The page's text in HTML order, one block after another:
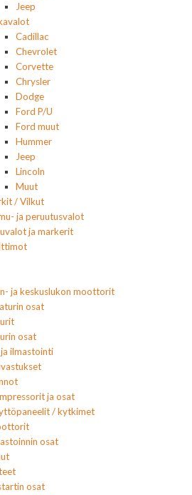
Jeep
Cadillac
Chevrolet
Corvette
Chrysler
Dodge
Ford P/U
Ford muut
Hummer
Jeep
Lincoln
Muut
/ Vilkut
ja peruutusvalot
ja markerit
ja keskuslukon moottorit
osat
osat
ilmastointi
ja osat
/ kytkimet
osat
osat